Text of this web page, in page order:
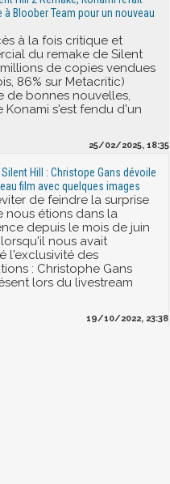
à Bloober Team pour un nouveau
à la fois critique et
du remake de Silent
millions de copies vendues
86% sur Metacritic)
de bonnes nouvelles,
Konami s'est fendu d'un
25/02/2025, 18:35
Hill : Christope Gans dévoile
film avec quelques images
de feindre la surprise
nous étions dans la
depuis le mois de juin
nous avait
l'exclusivité des
: Christophe Gans
lors du livestream
19/10/2022, 23:38